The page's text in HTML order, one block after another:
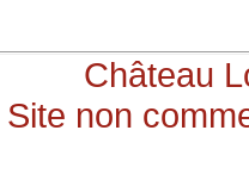
Château
Site non